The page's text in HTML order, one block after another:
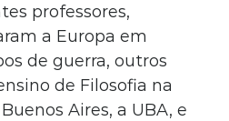
professores,
a Europa em
de guerra, outros
de Filosofia na
Aires, a UBA, e